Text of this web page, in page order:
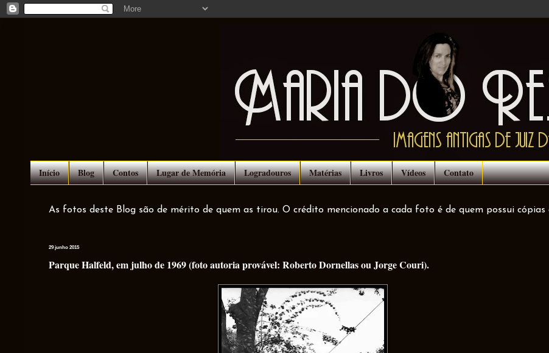
Início Blog Contos Lugar de Memória Logradouros Matérias Livros Vídeos Contato
As fotos deste Blog são de mérito de quem as tirou. O crédito mencionado a cada foto é de quem possui cópias
29 junho 2015
Parque Halfeld, em julho de 1969 (foto autoria provável: Roberto Dornellas ou Jorge Couri).